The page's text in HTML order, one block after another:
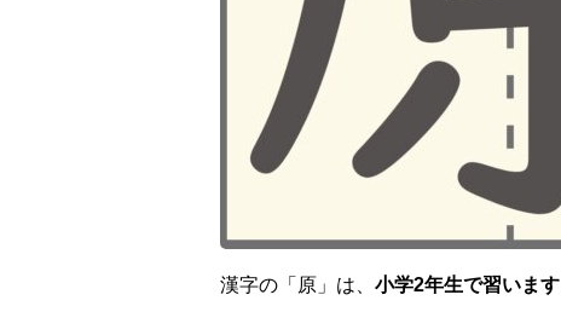
漢字の「原」は、 小学2年生で習います